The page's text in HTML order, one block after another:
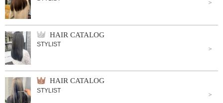
HAIR CATALOG
STYLIST
HAIR CATALOG
STYLIST